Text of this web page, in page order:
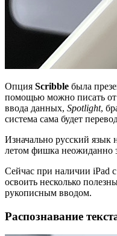
Опция Scribble была
помощью можно писать
ввода данных, Spotlight,
система сама будет
Изначально русский
летом фишка неожиданно
Сейчас при наличии iPad
освоить несколько
рукописным вводом.
Распознавание